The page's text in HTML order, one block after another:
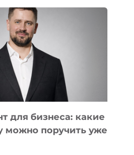
для бизнеса: какие
можно поручить уже